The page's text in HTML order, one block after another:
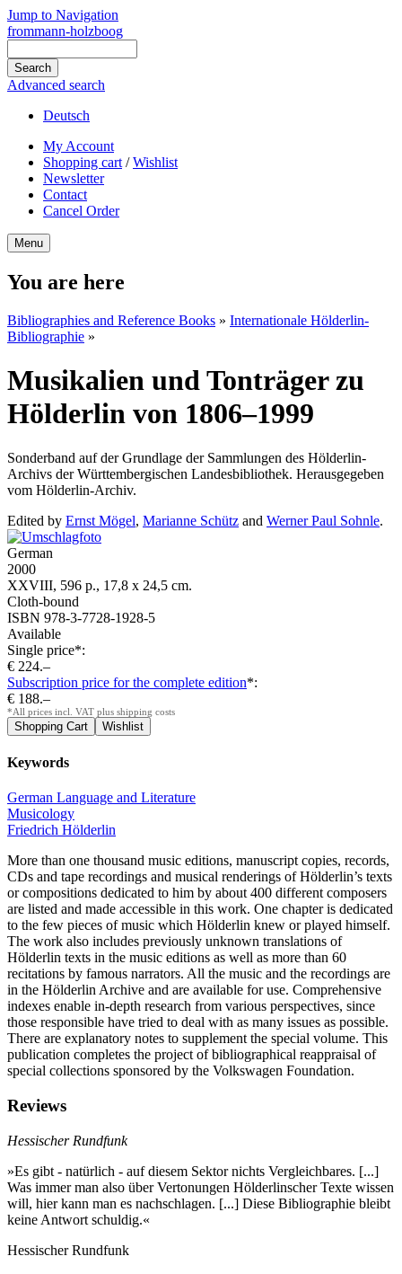
Jump to Navigation
frommann-holzboog
Advanced search
Deutsch
My Account
Shopping cart /Wishlist
Newsletter
Contact
Cancel Order
Menu
You are here
Bibliographies and Reference Books » Internationale Hölderlin-
Bibliographie »
Musikalien und Tonträger zu
Hölderlin von 1806–1999
Sonderband auf der Grundlage der Sammlungen des Hölderlin-
Archivs der Württembergischen Landesbibliothek. Herausgegeben
vom Hölderlin-Archiv.
Edited by Ernst Mögel, Marianne Schütz and Werner Paul Sohnle.
German
2000
XXVIII, 596 p., 17,8 x 24,5 cm.
Cloth-bound
ISBN 978-3-7728-1928-5
Available
Single price*:
€ 224.–
Subscription price for the complete edition*:
€ 188.–
*All prices incl. VAT plus shipping costs
Keywords
German Language and Literature
Musicology
Friedrich Hölderlin
More than one thousand music editions, manuscript copies, records,
CDs and tape recordings and musical renderings of Hölderlin’s texts
or compositions dedicated to him by about 400 different composers
are listed and made accessible in this work. One chapter is dedicated
to the few pieces of music which Hölderlin knew or played himself.
The work also includes previously unknown translations of
Hölderlin texts in the music editions as well as more than 60
recitations by famous narrators. All the music and the recordings are
in the Hölderlin Archive and are available for use. Comprehensive
indexes enable in-depth research from various perspectives, since
those responsible have tried to deal with as many issues as possible.
There are explanatory notes to supplement the special volume. This
publication completes the project of bibliographical reappraisal of
special collections sponsored by the Volkswagen Foundation.
Reviews
Hessischer Rundfunk
»Es gibt - natürlich - auf diesem Sektor nichts Vergleichbares. [...]
Was immer man also über Vertonungen Hölderlinscher Texte wissen
will, hier kann man es nachschlagen. [...] Diese Bibliographie bleibt
keine Antwort schuldig.«
Hessischer Rundfunk